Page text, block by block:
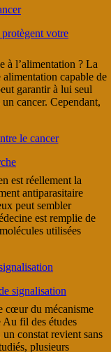
votre
à l’alimentation ? La
capable de
garantir à lui seul
cancer. Cependant,
est réellement la
antiparasitaire
peut sembler
est remplie de
utilisées
signalisation
cœur du mécanisme
Au fil des études
constat revient sans
plusieurs